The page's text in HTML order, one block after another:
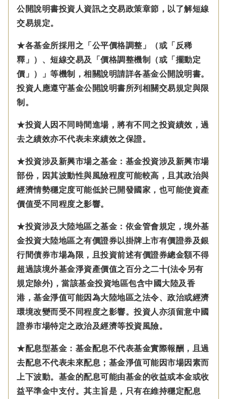
公開說明書投資人資訊之交易政策章節，以了解短線
交易規定。
★各基金所採用之「公平價格調整」（或「反稀
釋」）、短線交易及「價格調整機制（或「擺動定
價」）」等機制，相關說明請詳各基金公開說明書。
投資人應遵守基金公開說明書所列相關交易規定與限
制。
★投資人因不同時間進場，將有不同之投資績效，過
去之績效亦不代表未來績效之保證。
★投資涉及新興市場之基金：基金投資涉及新興市場
部份，因其波動性與風險程度可能較高，且其政治與
經濟情勢穩定度可能低於已開發國家，也可能使資產
價值受不同程度之影響。
★投資涉及大陸地區之基金： 依金管會規定， 境外基
金投資大陸地區之有價證券以掛牌上市有價證券及銀
行間債券市場為限，且投資前述有價證券總金額不得
超過該境外基金淨資產價值之百分之二十(法令另有
規定除外)， 當該基金投資地區包含中國大陸及香
港，基金淨值可能因為大陸地區之法令、政治或經濟
環境改變而受不同程度之影響。 投資人亦須留意中國
證券市場特定之政治及經濟等投資風險。
★配息型基金：基金配息不代表基金實際報酬，且過
去配息不代表未來配息；基金淨值可能因市場因素而
上下波動。基金的配息可能由基金的收益或本金或收
益平準金中支付。 其主旨是，只有在維持穩定配息